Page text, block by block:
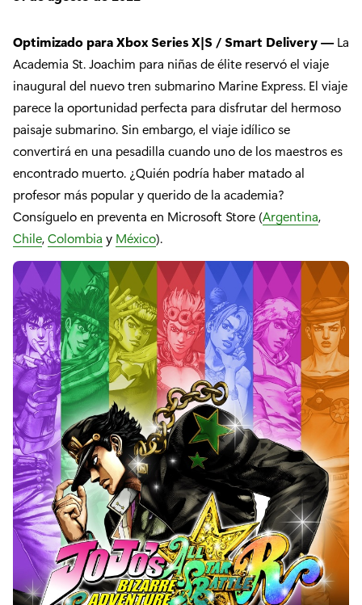
Optimizado para Xbox Series X|S / Smart Delivery —La
Academia St. Joachim para niñas de élite reservó el viaje
inaugural del nuevo tren submarino Marine Express. El viaje
parece la oportunidad perfecta para disfrutar del hermoso
paisaje submarino. Sin embargo, el viaje idílico se
convertirá en una pesadilla cuando uno de los maestros es
encontrado muerto. ¿Quién podría haber matado al
profesor más popular y querido de la academia?
Consíguelo en preventa en Microsoft Store (Argentina,
Chile,Colombia y México).